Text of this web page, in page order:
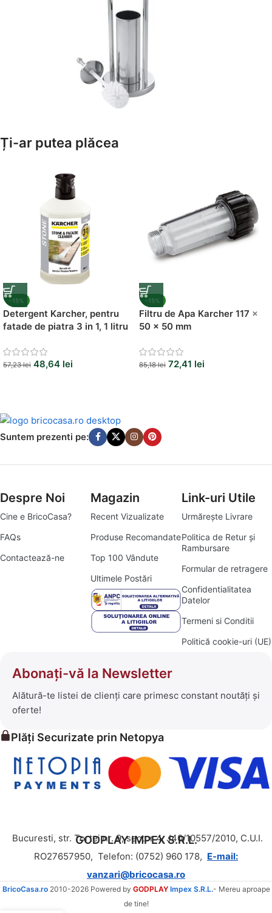
Suporți Hârtie Igenică
Vezi Oferta
Ți-ar putea plăcea
-15%
Detergent Karcher, pentru
fatade de piatra 3 in 1, 1 litru
57,23lei 48,64 lei
-15%
Filtru de Apa Karcher 117 x
50 x 50 mm
85,18lei 72,41 lei
Suntem prezenti pe:
Despre Noi
Cine e BricoCasa?
FAQs
Contactează-ne
Magazin
Recent Vizualizate
Produse Recomandate
Top 100 Vândute
Ultimele Postări
Link-uri Utile
Urmărește Livrare
Politica de Retur și
Rambursare
Formular de retragere
Confidentialitatea
Datelor
Termeni si Conditii
Politică cookie-uri (UE)
Abonați-vă la Newsletter
Alătură-te listei de clienți care primesc constant noutăți și
oferte!
Plăți Securizate prin Netopya
GODPLAY IMPEX S.R.L.
Bucuresti, str. Tortei nr. 9, sector 4, J40/10557/2010, C.U.I.
RO27657950, Telefon: (0752) 960 178, E-mail:
vanzari@bricocasa.ro
BricoCasa.ro 2010-2026 Powered by GODPLAY Impex S.R.L.- Mereu aproape
de tine!